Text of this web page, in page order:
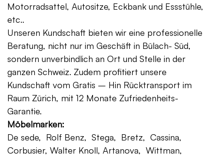
Motorradsattel, Autositze, Eckbank und Essstühle,
etc..
Unseren Kundschaft bieten wir eine professionelle
Beratung, nicht nur im Geschäft in Bülach- Süd,
sondern unverbindlich an Ort und Stelle in der
ganzen Schweiz. Zudem profitiert unsere
Kundschaft vom Gratis – Hin Rücktransport im
Raum Zürich, mit 12 Monate Zufriedenheits-
Garantie.
Möbelmarken:
De sede, Rolf Benz, Stega, Bretz, Cassina,
Corbusier, Walter Knoll, Artanova, Wittman,